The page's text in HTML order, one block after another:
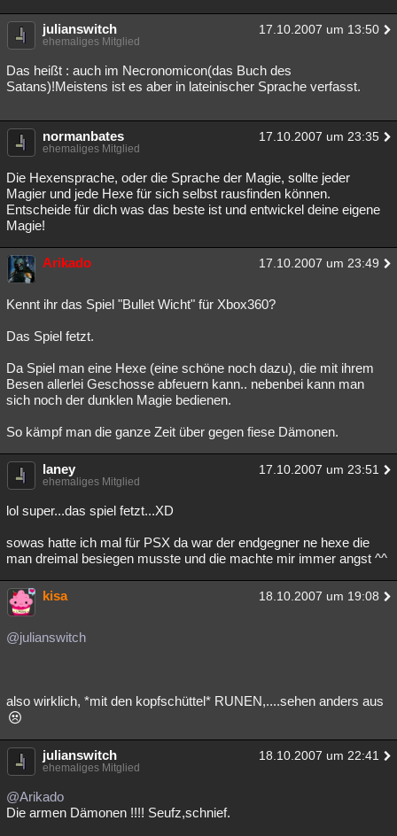
julianswitch 17.10.2007 um 13:50
ehemaliges Mitglied
Das heißt : auch im Necronomicon(das Buch des
Satans)!Meistens ist es aber in lateinischer Sprache verfasst.
normanbates 17.10.2007 um 23:35
ehemaliges Mitglied
Die Hexensprache, oder die Sprache der Magie, sollte jeder
Magier und jede Hexe für sich selbst rausfinden können.
Entscheide für dich was das beste ist und entwickel deine eigene
Magie!
Arikado 17.10.2007 um 23:49
Kennt ihr das Spiel "Bullet Wicht" für Xbox360?
Das Spiel fetzt.
Da Spiel man eine Hexe (eine schöne noch dazu), die mit ihrem
Besen allerlei Geschosse abfeuern kann.. nebenbei kann man
sich noch der dunklen Magie bedienen.
So kämpf man die ganze Zeit über gegen fiese Dämonen.
laney 17.10.2007 um 23:51
ehemaliges Mitglied
lol super...das spiel fetzt...XD
sowas hatte ich mal für PSX da war der endgegner ne hexe die
man dreimal besiegen musste und die machte mir immer angst ^^
kisa 18.10.2007 um 19:08
@julianswitch
also wirklich, *mit den kopfschüttel* RUNEN,....sehen anders aus
julianswitch 18.10.2007 um 22:41
ehemaliges Mitglied
@Arikado
Die armen Dämonen !!!! Seufz,schnief.